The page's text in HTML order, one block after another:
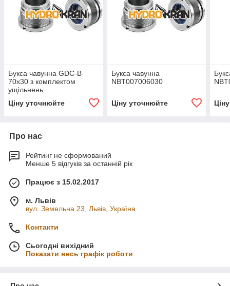
Букса чавунна GDC-B
70х30 з комплектом
ущільнень
Ціну уточнюйте
Букса чавунна
NBT007006030
Ціну уточнюйте
Про нас
Рейтинг не сформований
Менше 5 відгуків за останній рік
Працює з 15.02.2017
м. Львів
вул. Земельна 23, Львів, Україна
Контакти
Сьогодні вихідний
Показати весь графік роботи